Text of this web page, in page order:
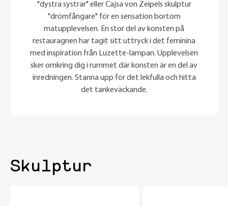
"dystra systrar" eller Cajsa von Zeipels skulptur
"drömfångare" för en sensation bortom
matupplevelsen. En stor del av konsten på
restauragnen har tagit sitt uttryck i det feminina
med inspiration från Luzette-lampan. Upplevelsen
sker omkring dig i rummet där konsten är en del av
inredningen. Stanna upp för det lekfulla och hitta
det tankeväckande.
Skulptur